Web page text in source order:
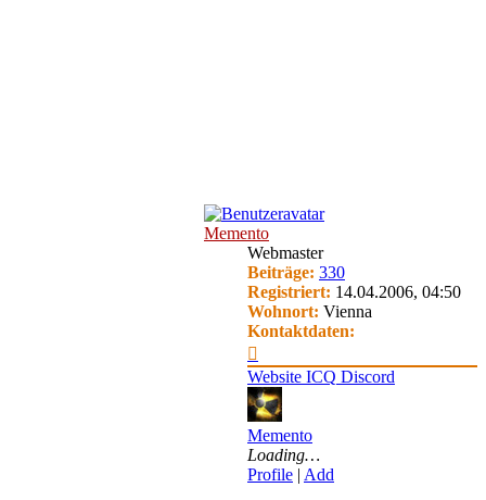
Memento
Webmaster
Beiträge: 330
Registriert: 14.04.2006, 04:50
Wohnort: Vienna
Kontaktdaten:
von
Memento
Website ICQ Discord
Memento
Loading…
Profile | Add